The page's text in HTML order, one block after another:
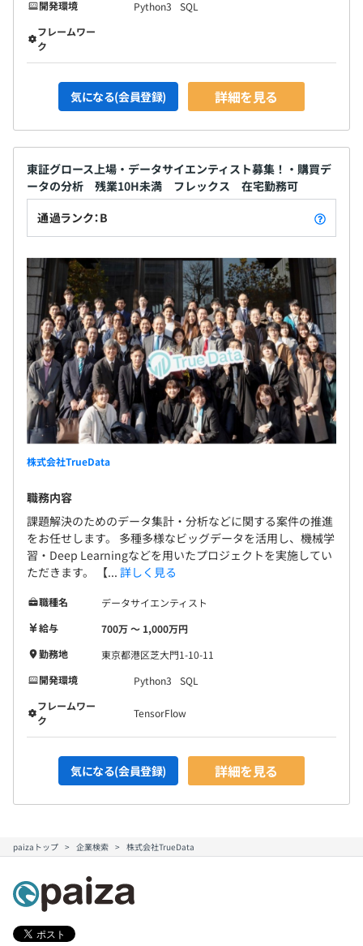
開発環境
Python3
SQL
フレームワー
ク
気になる(会員登録) 詳細を見る
東証グロース上場・データサイエンティスト募集！・購買デ
ータの分析 残業10H未満 フレックス 在宅勤務可
通過ランク：B
株式会社TrueData
職務内容
課題解決のためのデータ集計・分析などに関する案件の推進
をお任せします。 多種多様なビッグデータを活用し、機械学
習・Deep Learningなどを用いたプロジェクトを実施してい
ただきます。 【... 詳しく見る
職種名
データサイエンティスト
給与
700万 〜 1,000万円
勤務地
東京都港区芝大門1-10-11
開発環境
Python3
SQL
フレームワー
ク
TensorFlow
気になる(会員登録) 詳細を見る
paizaトップ 企業検索 株式会社TrueData